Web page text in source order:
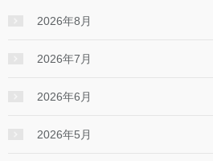
2026年8月
2026年7月
2026年6月
2026年5月